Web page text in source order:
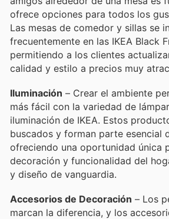
ofrece opciones para todos los
Las mesas de comedor y sillas se
frecuentemente en las IKEA Black
permitiendo a los clientes
calidad y estilo a precios muy
Iluminación – Crear el ambiente
más fácil con la variedad de
iluminación de IKEA. Estos
buscados y forman parte esencial
ofreciendo una oportunidad única
decoración y funcionalidad del
y diseño de vanguardia.
Accesorios de Decoración – Los
marcan la diferencia, y los